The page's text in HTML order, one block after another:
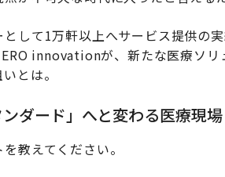
して1万軒以上へサービス提供の
innovationが、新たな医療ソリ
とは。
ダード」へと変わる医療現場
教えてください。